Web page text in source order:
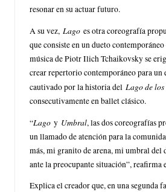
resonar en su actuar futuro.
A su vez, Lago es otra coreografía
que consiste en un dueto
música de Piotr Ilich Tchaikovsky se
crear repertorio contemporáneo para un
cautivado por la historia del Lago de los
consecutivamente en ballet clásico.
“Lago y Umbral, las dos coreografías
un llamado de atención para la
más, mi granito de arena, mi umbral del
ante la preocupante situación”, reafirma
Explica el creador que, en una segunda